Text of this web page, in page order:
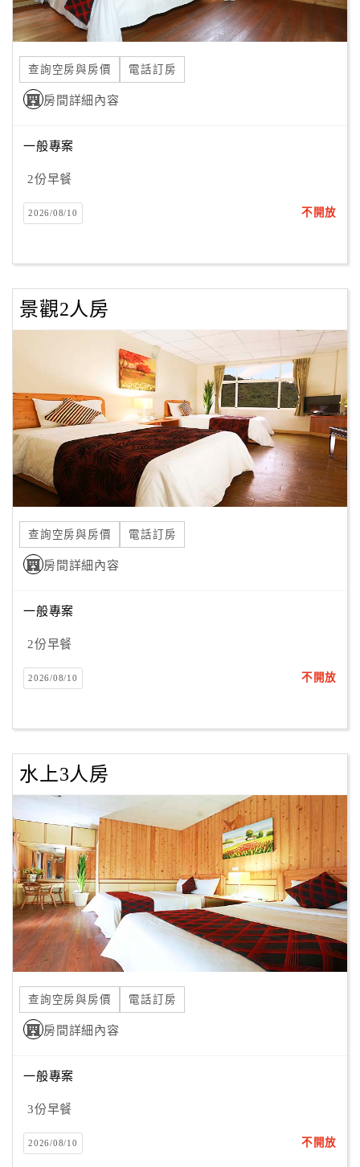
訂
單
管
理
員
戶
客
服
聯
Line
線
上
客
服
紅
利
查
訂
房
Q&A
旅
卡
訂
房
請
款
收
據
合
作
提
案
店
作
查詢空房與房價 電話訂房
房間詳細內容
一般專案
2份早餐
2026/08/10 不開放
景觀2人房
查詢空房與房價 電話訂房
房間詳細內容
一般專案
2份早餐
2026/08/10 不開放
水上3人房
查詢空房與房價 電話訂房
房間詳細內容
一般專案
3份早餐
2026/08/10 不開放